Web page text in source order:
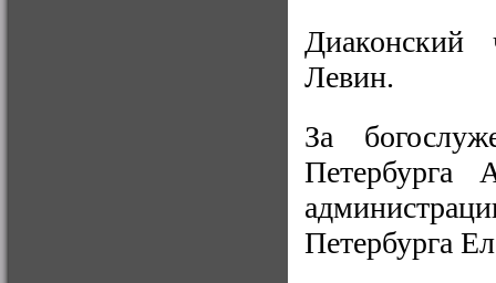
Диаконский
Левин.
За
Петербурга
Петербурга